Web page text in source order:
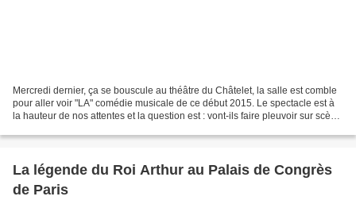
Mercredi dernier, ça se bouscule au théâtre du Châtelet, la salle est comble
pour aller voir "LA" comédie musicale de ce début 2015. Le spectacle est à
la hauteur de nos attentes et la question est : vont-ils faire pleuvoir sur scène
La légende du Roi Arthur au Palais de Congrès
de Paris